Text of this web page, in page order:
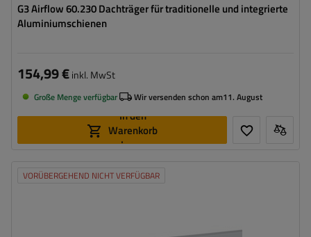
G3 Airflow 60.230 Dachträger für traditionelle und integrierte
Aluminiumschienen
154,99 €inkl. MwSt
Große Menge verfügbar Wir versenden schon am11. August
In den
Warenkorb
legen
VORÜBERGEHEND NICHT VERFÜGBAR